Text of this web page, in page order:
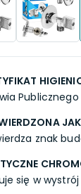
znak
się w